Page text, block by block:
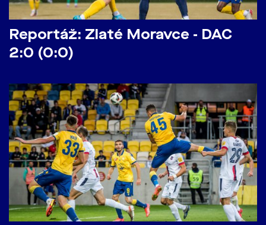
Reportáž: Zlaté Moravce - DAC
2:0 (0:0)